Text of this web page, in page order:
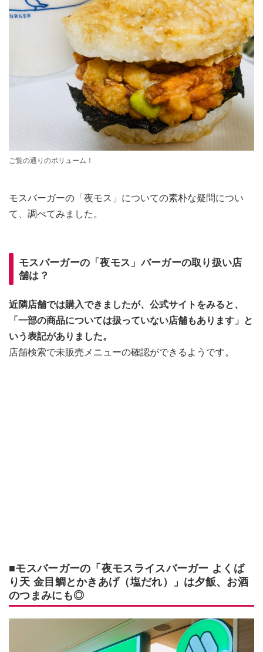
ご覧の通りのボリューム！
モスバーガーの「夜モス」についての素朴な疑問につい
て、調べてみました。
モスバーガーの「夜モス」バーガーの取り扱い店
舗は？
近隣店舗では購入できましたが、公式サイトをみると、
「一部の商品については扱っていない店舗もあります」と
いう表記がありました。
店舗検索で未販売メニューの確認ができるようです。
■モスバーガーの「夜モスライスバーガー よくば
り天 金目鯛とかきあげ（塩だれ）」は夕飯、お酒
のつまみにも◎